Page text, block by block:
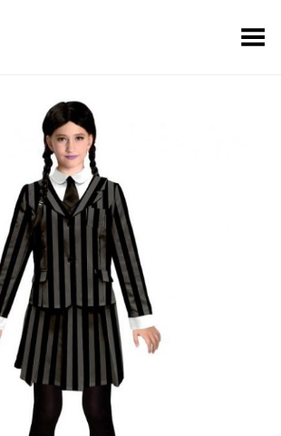
Kuva menüü